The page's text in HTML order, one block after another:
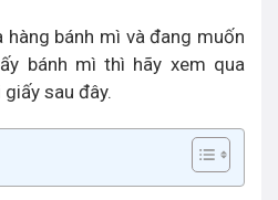
hàng bánh mì và đang muốn
bánh mì thì hãy xem qua
sau đây.